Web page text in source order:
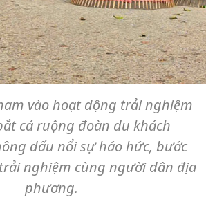
vào hoạt dộng trải nghiệm
cá ruộng đoàn du khách
dấu nổi sự háo hức, bước
nghiệm cùng người dân địa
phương.